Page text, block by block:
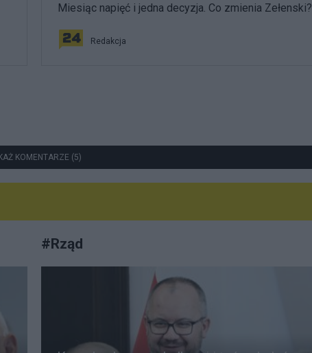
Miesiąc napięć i jedna decyzja. Co zmienia Zełenski?
Redakcja
KOMENTARZE (5)
#Rząd